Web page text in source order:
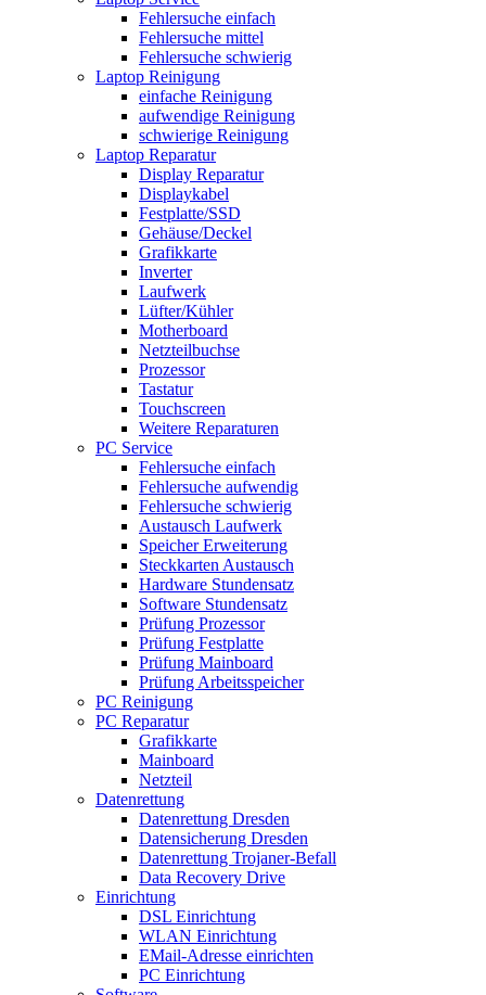
Fehlersuche einfach
Fehlersuche mittel
Fehlersuche schwierig
Laptop Reinigung
einfache Reinigung
aufwendige Reinigung
schwierige Reinigung
Laptop Reparatur
Display Reparatur
Displaykabel
Festplatte/SSD
Gehäuse/Deckel
Grafikkarte
Inverter
Laufwerk
Lüfter/Kühler
Motherboard
Netzteilbuchse
Prozessor
Tastatur
Touchscreen
Weitere Reparaturen
PC Service
Fehlersuche einfach
Fehlersuche aufwendig
Fehlersuche schwierig
Austausch Laufwerk
Speicher Erweiterung
Steckkarten Austausch
Hardware Stundensatz
Software Stundensatz
Prüfung Prozessor
Prüfung Festplatte
Prüfung Mainboard
Prüfung Arbeitsspeicher
PC Reinigung
PC Reparatur
Grafikkarte
Mainboard
Netzteil
Datenrettung
Datenrettung Dresden
Datensicherung Dresden
Datenrettung Trojaner-Befall
Data Recovery Drive
Einrichtung
DSL Einrichtung
WLAN Einrichtung
EMail-Adresse einrichten
PC Einrichtung